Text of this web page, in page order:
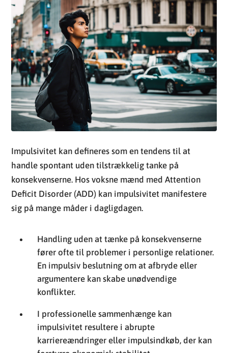
Impulsivitet kan defineres som en tendens til at
handle spontant uden tilstrækkelig tanke på
konsekvenserne. Hos voksne mænd med Attention
Deficit Disorder (ADD) kan impulsivitet manifestere
sig på mange måder i dagligdagen.
Handling uden at tænke på konsekvenserne
fører ofte til problemer i personlige relationer.
En impulsiv beslutning om at afbryde eller
argumentere kan skabe unødvendige
konflikter.
I professionelle sammenhænge kan
impulsivitet resultere i abrupte
karriereændringer eller impulsindkøb, der kan